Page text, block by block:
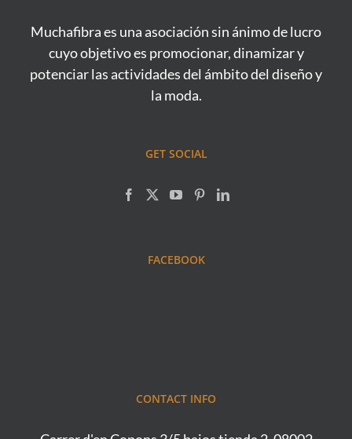
Muchafibra es una asociación sin ánimo de lucro
cuyo objetivo es promocionar, dinamizar y
potenciar las actividades del ámbito del diseño y
la moda.
GET SOCIAL
FACEBOOK
CONTACT INFO